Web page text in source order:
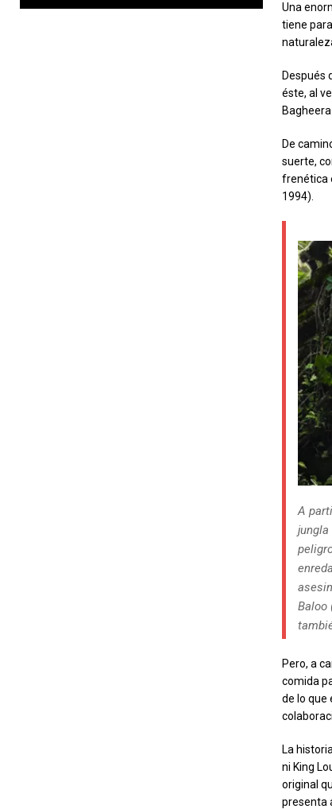
Una
tiene
Después
éste, al
De c
suerte,
frenética
1994).
A
Baloo
Pero, a
comida
de lo que
La
ni King
original
presenta